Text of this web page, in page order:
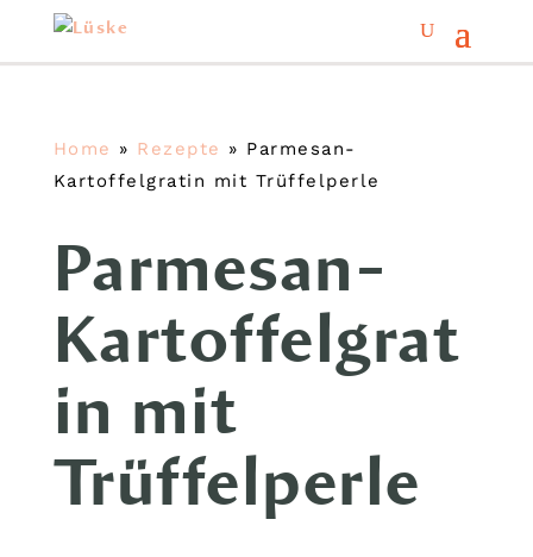
Home » Rezepte » Parmesan-
Kartoffelgratin mit Trüffelperle
Parmesan-
Kartoffelgrat
in mit
Trüffelperle